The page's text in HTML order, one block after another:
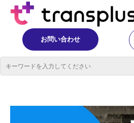
お問い合わせ